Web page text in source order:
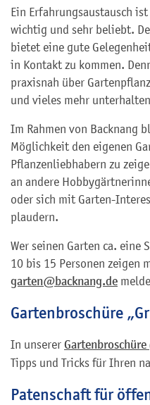
Ein Erfahrungsaustausch
wichtig und sehr beliebt.
bietet eine gute
in Kontakt zu kommen.
praxisnah über
und vieles mehr
Im Rahmen von Backnang
Möglichkeit den eigenen
Pflanzenliebhabern zu
an andere
oder sich mit Garten-
plaudern.
Wer seinen Garten ca. eine
10 bis 15 Personen zeigen
garten@backnang.de
Gartenbroschüre
In unserer Gartenbroschüre
Tipps und Tricks für Ihren
Patenschaft für